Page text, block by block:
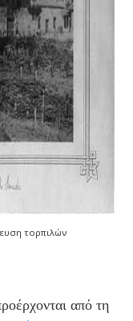
τορπιλών
από τη